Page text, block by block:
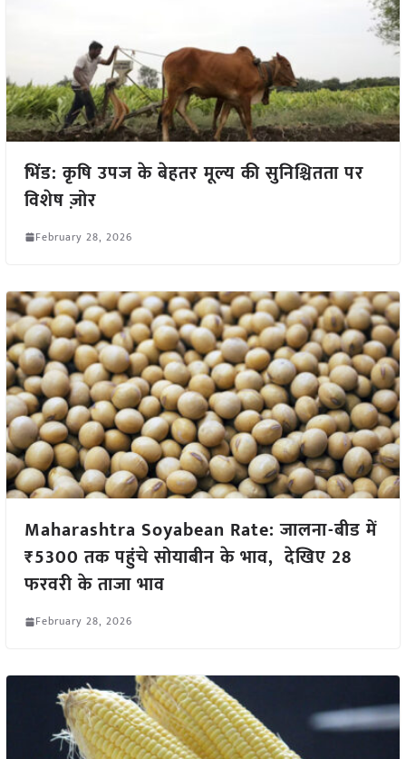
भिंड: कृषि उपज के बेहतर मूल्य की सुनिश्चितता पर
विशेष ज़ोर
February 28, 2026
Maharashtra Soyabean Rate: जालना-बीड में
₹5300 तक पहुंचे सोयाबीन के भाव, देखिए 28
फरवरी के ताजा भाव
February 28, 2026